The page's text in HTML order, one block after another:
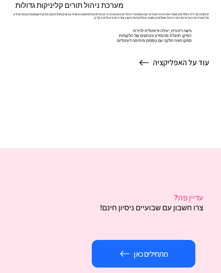
מערכת ניהול תורים קליניקות גדולות
התקדמו מניירת גוזלת זמן ושפרו את חווית השירות עם טפסים דיגיטליים אינטואיטיביים הניתנים להתאמה אישית ונגישים מכל מקום. ספקו לעצמכם תובנות ומידע
על האורחים, הערות וסיכומי טיפול, שאלונים, משובים מלקוחות, תקנון ומדיניות ביטולים בקליק.
גישה ריכוזית, יעילה ודיגיטלית לניירת
הפיקו תועלת מהמידע והנתונים של הלקוחות
ספקו חוויה חלקה עם טפסים וחתימה דיגיטליים
עוד על האפליקציה
מתחילים כאן
עדיין פה?
צרו חשבון עם שבועיים ניסיון חינם!